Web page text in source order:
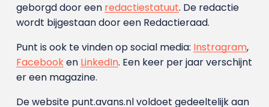
geborgd door een redactiestatuut. De redactie
wordt bijgestaan door een Redactieraad.
Punt is ook te vinden op social media: Instragram,
Facebooken LinkedIn. Een keer per jaar verschijnt
er een magazine.
De website punt.avans.nl voldoet gedeeltelijk aan